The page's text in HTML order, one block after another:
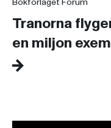
Tranorna
en miljon